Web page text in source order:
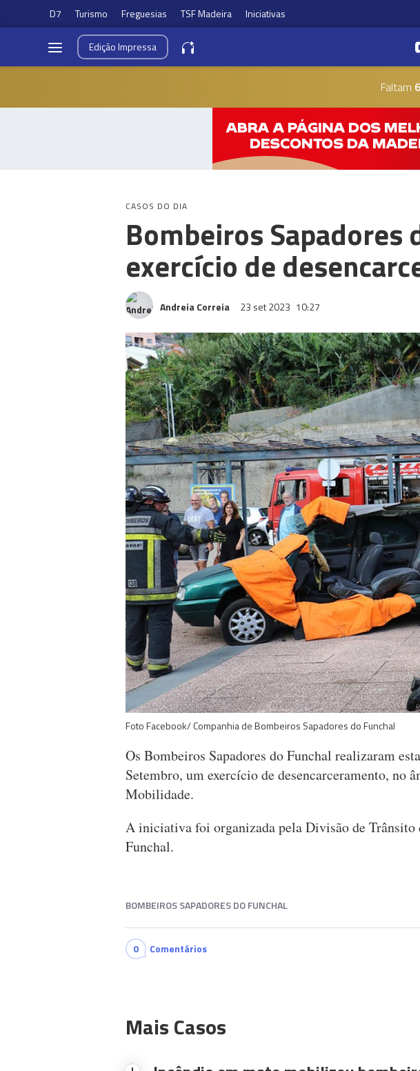
D7 Turismo Freguesias TSF Madeira Iniciativas
EdiçãoImpressa
Faltam
CASOS DO DIA
Bombeiros Sapadores
exercício de
Andreia Correia 23 set 2023 10:27
Foto Facebook/ Companhia de Bombeiros Sapadores do Funchal
Os Bombeiros Sapadores do Funchal realizaram
Setembro, um exercício de desencarceramento, no
Mobilidade.
A iniciativa foi organizada pela Divisão de
Funchal.
BOMBEIROS SAPADORES DO FUNCHAL
0 Comentários
Mais Casos